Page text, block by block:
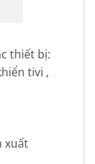
thiết bị:
tivi ,
xuất